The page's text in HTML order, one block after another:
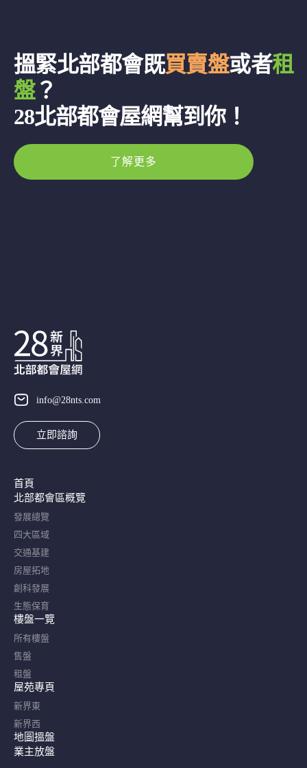
搵緊北部都會既買賣盤或者租
盤？
28北部都會屋網幫到你！
了解更多
info@28nts.com
立即諮詢
首頁
北部都會區概覽​
發展總覽
四大區域
交通基建
房屋拓地
創科發展
生態保育
樓盤一覽
所有樓盤
售盤
租盤
屋苑專頁
新界東
新界西
地圖搵盤
業主放盤